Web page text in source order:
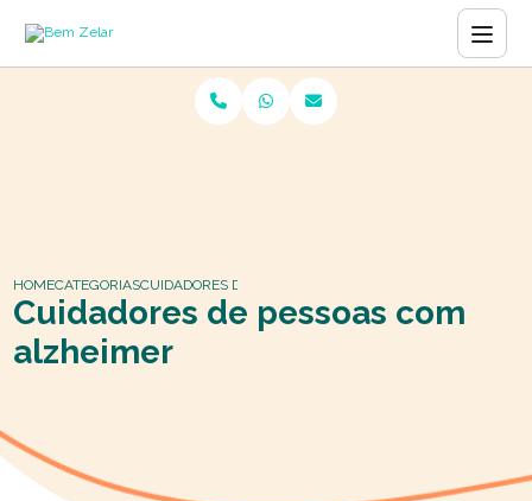
HOMECATEGORIASCUIDADORES DE PESSOAS COM ALZHEIMER
Cuidadores de pessoas com
alzheimer